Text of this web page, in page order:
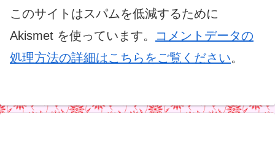
このサイトはスパムを低減するために
Akismet を使っています。
コメントデータの
処理方法の詳細はこちらをご覧ください。